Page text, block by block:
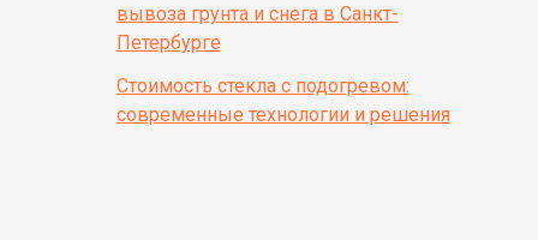
вывоза грунта и снега в Санкт-
Петербурге
Стоимость стекла с подогревом:
современные технологии и решения